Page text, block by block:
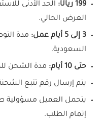
199 ريالًا:
الحد الأدنى
العرض الحالي.
3 إلى 5 أيام عمل:
مدة
السعودية.
حتى 10 أيام: مدة الشحن
يتم إرسال رقم تتبع
يتحمل العميل مسؤولية
إتمام الطلب.